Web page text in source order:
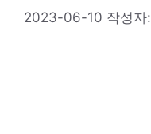
2023-06-10 작성자: